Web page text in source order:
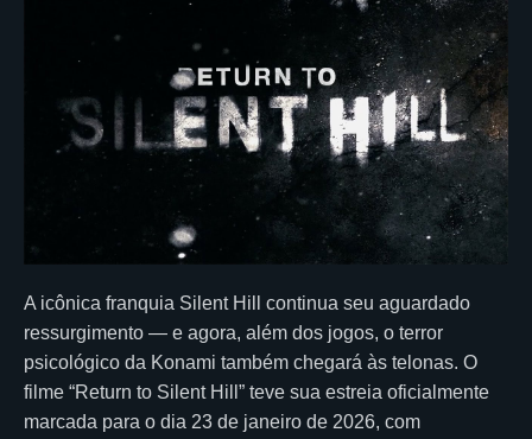
A icônica franquia Silent Hill continua seu aguardado
ressurgimento — e agora, além dos jogos, o terror
psicológico da Konami também chegará às telonas. O
filme “Return to Silent Hill” teve sua estreia oficialmente
marcada para o dia 23 de janeiro de 2026, com